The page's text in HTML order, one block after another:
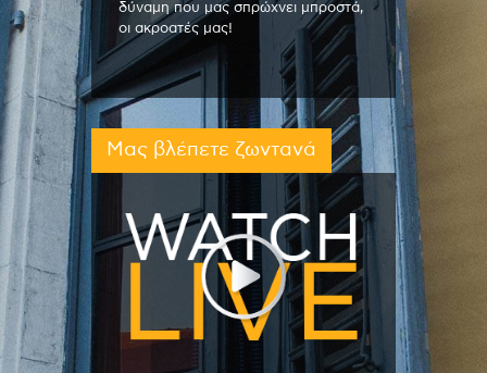
δύναμη που μας σπρώχνει μπροστά,
οι ακροατές μας!
Μας βλέπετε ζωντανά